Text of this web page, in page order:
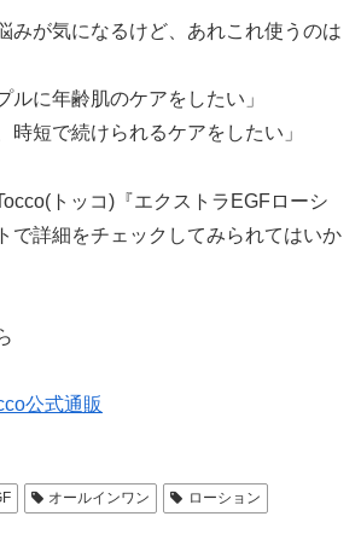
みが気になるけど、あれこれ使うのは
ルに年齢肌のケアをしたい」
時短で続けられるケアをしたい」
トッコ)『エクストラEGFローシ
で詳細をチェックしてみられてはいか
公式通販
オールインワン ローション